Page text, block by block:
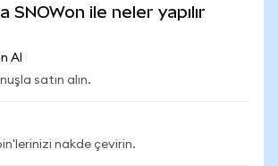
SNOWon ile neler yapılır
Al
satın alın.
nakde çevirin.